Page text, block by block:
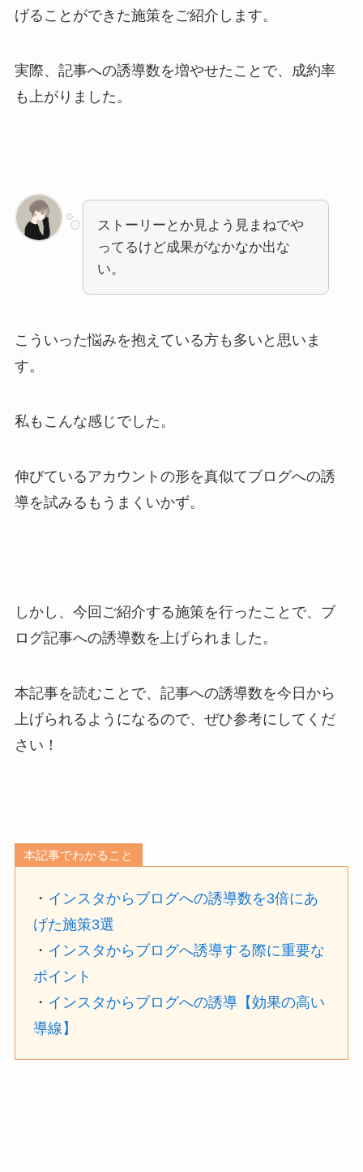
げることができた施策をご紹介します。
実際、記事への誘導数を増やせたことで、成約率
も上がりました。
ストーリーとか見よう見まねでや
ってるけど成果がなかなか出な
い。
こういった悩みを抱えている方も多いと思いま
す。
私もこんな感じでした。
伸びているアカウントの形を真似てブログへの誘
導を試みるもうまくいかず。
しかし、今回ご紹介する施策を行ったことで、ブ
ログ記事への誘導数を上げられました。
本記事を読むことで、記事への誘導数を今日から
上げられるようになるので、ぜひ参考にしてくだ
さい！
本記事でわかること
・ インスタからブログへの誘導数を3倍にあ
げた施策3選
・ インスタからブログへ誘導する際に重要な
ポイント
・ インスタからブログへの誘導【効果の高い
導線】